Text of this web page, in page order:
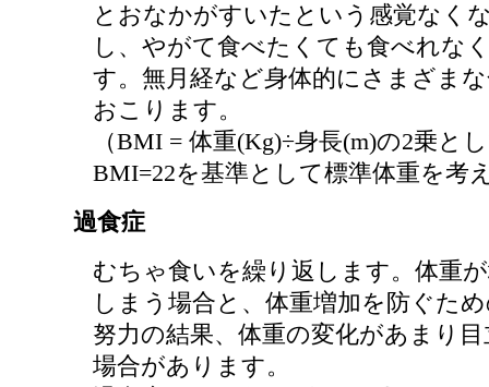
とおなかがすいたという感覚なく
し、やがて食べたくても食べれな
す。無月経など身体的にさまざま
おこります。
（BMI = 体重(Kg)÷身長(m)の2乗と
BMI=22を基準として標準体重を考
過食症
むちゃ食いを繰り返します。体重
しまう場合と、体重増加を防ぐた
努力の結果、体重の変化があまり
場合があります。